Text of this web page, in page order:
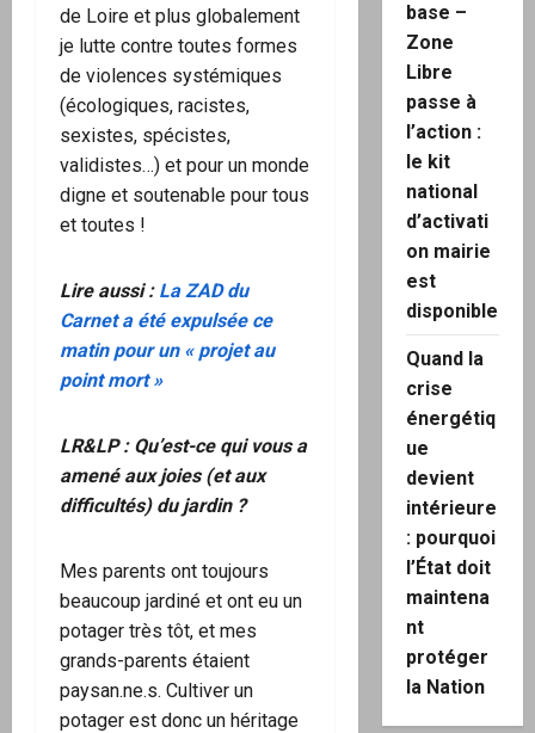
de Loire et plus globalement
je lutte contre toutes formes
de violences systémiques
(écologiques, racistes,
sexistes, spécistes,
validistes…) et pour un monde
digne et soutenable pour tous
et toutes !
Lire aussi : La ZAD du
Carnet a été expulsée ce
matin pour un « projet au
point mort »
LR&LP : Qu’est-ce qui vous a
amené aux joies (et aux
difficultés) du jardin ?
Mes parents ont toujours
beaucoup jardiné et ont eu un
potager très tôt, et mes
grands-parents étaient
paysan.ne.s. Cultiver un
potager est donc un héritage
base –
Zone
Libre
passe à
l’action :
le kit
national
d’activati
on mairie
est
disponible
Quand la
crise
énergétiq
ue
devient
intérieure
: pourquoi
l’État doit
maintena
nt
protéger
la Nation